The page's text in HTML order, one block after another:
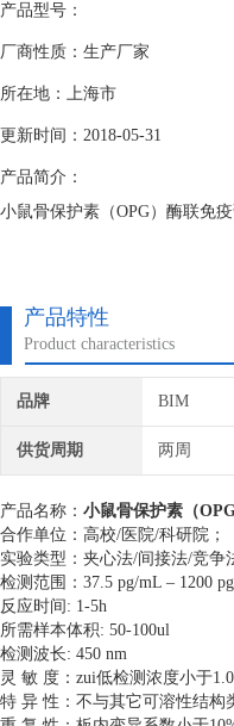
产品型号：
厂商性质：生产厂家
所在地：上海市
更新时间：2018-05-31
产品简介：
小鼠骨保护素（OPG）酶联免
产品特性
Product characteristics
品牌 BIM
供货周期 两周
产品名称： 小鼠骨保护素（
合作单位：高校/医院/科研院；
实验类型：夹心法/间接法/竞争
检测范围：37.5 pg/mL – 1200
反应时间: 1-5h
所需样本体积: 50-100ul
检测波长: 450 nm
灵 敏 度：zui低检测浓度小于1.0
特 异 性：不与其它可溶性结构